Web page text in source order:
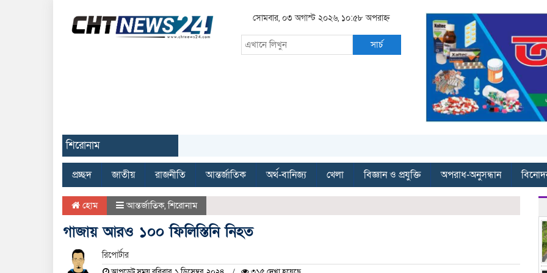
সোমবার, ০৩ অগাস্ট ২০২৬, ১০:৫৮ অপরাহ্ন
সার্চ
শিরোনাম
প্রচ্ছদ জাতীয় রাজনীতি আন্তর্জাতিক অর্থ-বানিজ্য খেলা বিজ্ঞান ও প্রযুক্তি অপরাধ-অনুসন্ধান
হোম আন্তর্জাতিক,শিরোনাম
গাজায় আরও ১০০ ফিলিস্তিনি নিহত
রিপোর্টার